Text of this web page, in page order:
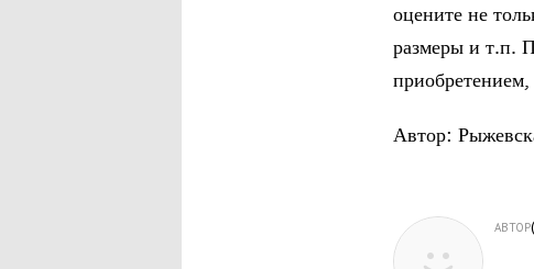
оцените не
размеры и т.п.
Автор:
АВТОР(